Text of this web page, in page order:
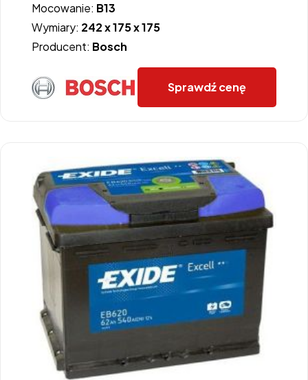
Mocowanie: B13
Wymiary: 242 x 175 x 175
Producent: Bosch
Sprawdź cenę